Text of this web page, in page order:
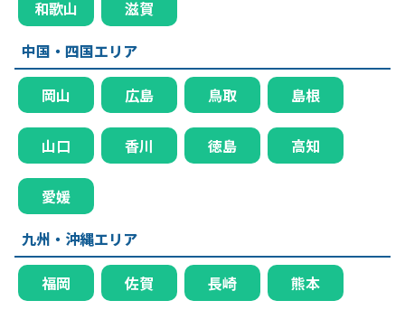
和歌山
滋賀
中国・四国エリア
岡山 広島 鳥取 島根
山口 香川 徳島 高知
愛媛
九州・沖縄エリア
福岡 佐賀 長崎 熊本